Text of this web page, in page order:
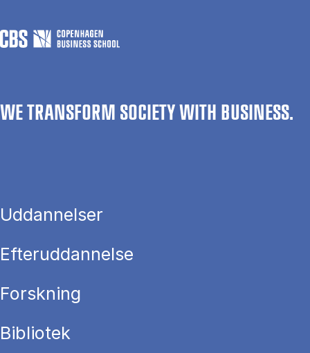
WE TRANSFORM SOCIETY WITH BUSINESS.
Uddannelser
Efteruddannelse
Forskning
Bibliotek